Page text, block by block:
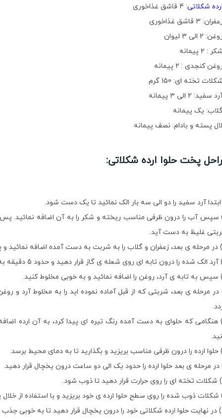
ارده شکلاتی: 4 قاشق غذاخوری
3 قاشق غذاخوری
2 الی 3 لیوان
: 2 پیمانه
کنجدی : 2 پیمانه
تخته ای: 150 گرم
سفید: 2 الی 3 پیمانه
یک پیمانه
پسته و بادام: نصف پیمانه
پخت حلوا ارده شکلاتی:
سپس آب را درون ظرفی مناسب ریخته و شکر را به آن اضافه نمائید.
غلیظ به دست آید.
در مرحله ی بعد، شربتی که از قبل آماده نموده اید را به مخلوط آرد